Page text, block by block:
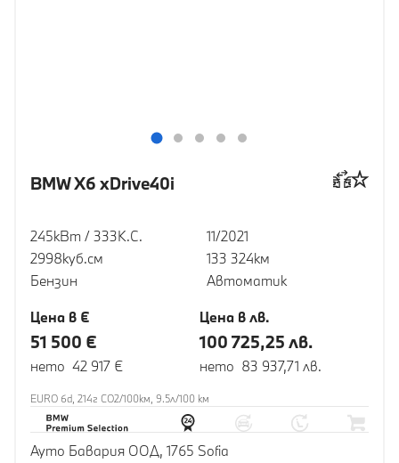
BMW X6 xDrive40i
245кВт / 333К.С.
2998куб.cм
Бензин
11/2021
133 324км
Автоматик
Цена в €
51 500 €
нето 42 917 €
Цена в лв.
100 725,25 лв.
нето 83 937,71 лв.
EURO 6d, 214г CO2/100км, 9.5л/100 км
Ауто Бавария ООД, 1765 Sofia